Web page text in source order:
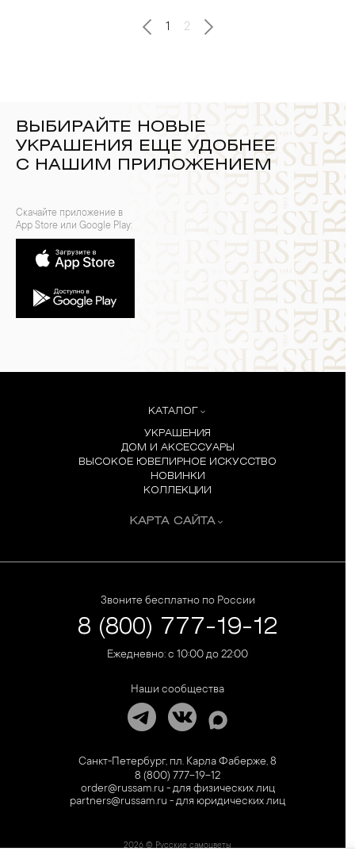
1 2
ВЫБИРАЙТЕ НОВЫЕ
УКРАШЕНИЯ ЕЩЕ УДОБНЕЕ
С НАШИМ ПРИЛОЖЕНИЕМ
Скачайте приложение в
App Store или Google Play:
КАТАЛОГ
УКРАШЕНИЯ
ДОМ И АКСЕССУАРЫ
ВЫСОКОЕ ЮВЕЛИРНОЕ ИСКУССТВО
НОВИНКИ
КОЛЛЕКЦИИ
КАРТА САЙТА
Звоните бесплатно по России
8 (800) 777-19-12
Ежедневно: с 10:00 до 22:00
Наши сообщества
Санкт-Петербург, пл. Карла Фаберже, 8
8 (800) 777-19-12
order@russam.ru - для физических лиц
partners@russam.ru - для юридических лиц
2026 © Русские самоцветы